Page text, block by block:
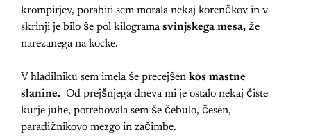
krompirjev, porabiti sem morala nekaj korenčkov in v
skrinji je bilo še pol kilogramasvinjskega mesa, že
narezanega na kocke.
V hladilniku sem imela še precejšen kos mastne
slanine. Od prejšnjega dneva mi je ostalo nekaj čiste
kurje juhe, potrebovala sem še čebulo, česen,
paradižnikovo mezgo in začimbe.